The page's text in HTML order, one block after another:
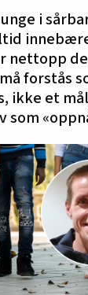
i
nettopp
forstås
ikke et
som